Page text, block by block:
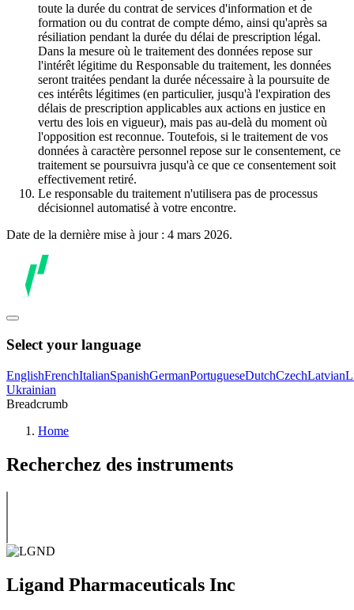
toute la durée du contrat de services d'information et de
formation ou du contrat de compte démo, ainsi qu'après sa
résiliation pendant la durée du délai de prescription légal.
Dans la mesure où le traitement des données repose sur
l'intérêt légitime du Responsable du traitement, les données
seront traitées pendant la durée nécessaire à la poursuite de
ces intérêts légitimes (en particulier, jusqu'à l'expiration des
délais de prescription applicables aux actions en justice en
vertu des lois en vigueur), mais pas au-delà du moment où
l'opposition est reconnue. Toutefois, si le traitement de vos
données à caractère personnel repose sur le consentement, ce
traitement se poursuivra jusqu'à ce que ce consentement soit
effectivement retiré.
Le responsable du traitement n'utilisera pas de processus
décisionnel automatisé à votre encontre.
Date de la dernière mise à jour : 4 mars 2026.
Select your language
EnglishFrenchItalianSpanishGermanPortugueseDutchCzechLatvian
Ukrainian
Breadcrumb
Home
Recherchez des instruments
Ligand Pharmaceuticals Inc